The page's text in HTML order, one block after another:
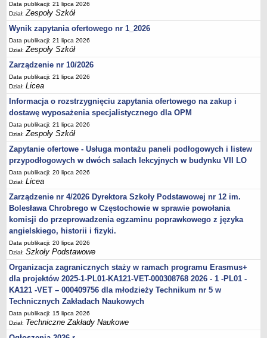
Data publikacji: 21 lipca 2026
Dział:Zespoły Szkół
Wynik zapytania ofertowego nr 1_2026
Data publikacji: 21 lipca 2026
Dział:Zespoły Szkół
Zarządzenie nr 10/2026
Data publikacji: 21 lipca 2026
Dział:Licea
Informacja o rozstrzygnięciu zapytania ofertowego na zakup i
dostawę wyposażenia specjalistycznego dla OPM
Data publikacji: 21 lipca 2026
Dział:Zespoły Szkół
Zapytanie ofertowe - Usługa montażu paneli podłogowych i listew
przypodłogowych w dwóch salach lekcyjnych w budynku VII LO
Data publikacji: 20 lipca 2026
Dział:Licea
Zarządzenie nr 4/2026 Dyrektora Szkoły Podstawowej nr 12 im.
Bolesława Chrobrego w Częstochowie w sprawie powołania
komisji do przeprowadzenia egzaminu poprawkowego z języka
angielskiego, historii i fizyki.
Data publikacji: 20 lipca 2026
Dział:Szkoły Podstawowe
Organizacja zagranicznych staży w ramach programu Erasmus+
dla projektów 2025-1-PL01-KA121-VET-000308768 2026 - 1 -PL01 -
KA121 -VET – 000409756 dla młodzieży Technikum nr 5 w
Technicznych Zakładach Naukowych
Data publikacji: 15 lipca 2026
Dział: Techniczne Zakłady Naukowe